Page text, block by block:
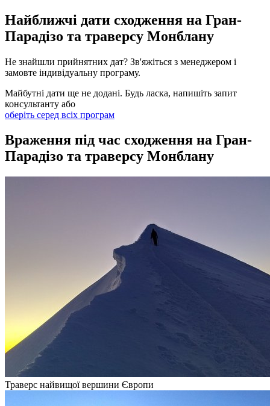
Найближчі дати сходження на Гран-
Парадізо та траверсу Монблану
Не знайшли прийнятних дат? Зв'яжіться з менеджером і
замовте індивідуальну програму.
Майбутні дати ще не додані. Будь ласка, напишіть запит
консультанту або
оберіть серед всіх програм
Враження під час сходження на Гран-
Парадізо та траверсу Монблану
Траверс найвищої вершини Європи